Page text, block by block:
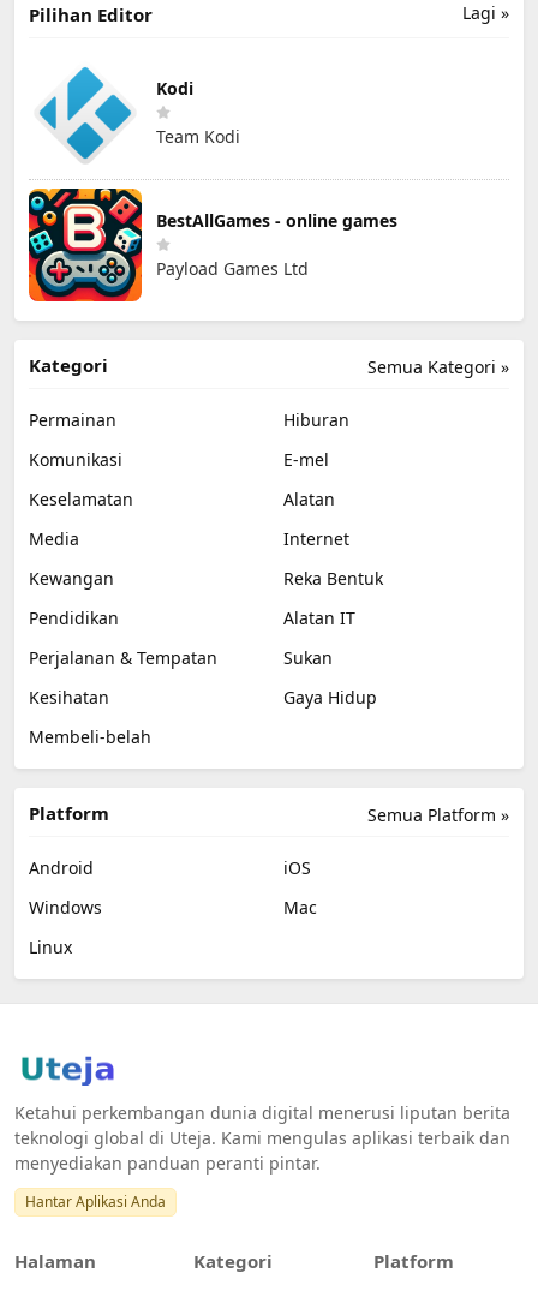
Lagi »
Pilihan Editor
Kodi
Team Kodi
BestAllGames - online games
Payload Games Ltd
Semua Kategori »
Kategori
Permainan
Hiburan
Komunikasi
E-mel
Keselamatan
Alatan
Media
Internet
Kewangan
Reka Bentuk
Pendidikan
Alatan IT
Perjalanan & Tempatan
Sukan
Kesihatan
Gaya Hidup
Membeli-belah
Semua Platform »
Platform
Android
iOS
Windows
Mac
Linux
Ketahui perkembangan dunia digital menerusi liputan berita
teknologi global di Uteja. Kami mengulas aplikasi terbaik dan
menyediakan panduan peranti pintar.
Hantar Aplikasi Anda
Halaman Kategori Platform